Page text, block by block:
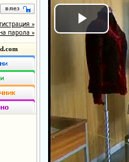
»
парола »
Play
Video